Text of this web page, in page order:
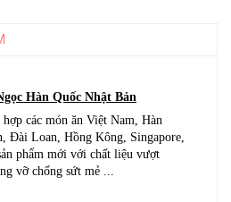
Hàn Quốc Nhật Bản
các món ăn Việt Nam, Hàn
Đài Loan, Hồng Kông, Singapore,
phẩm mới với chất liệu vượt
vỡ chống sứt mẻ ...